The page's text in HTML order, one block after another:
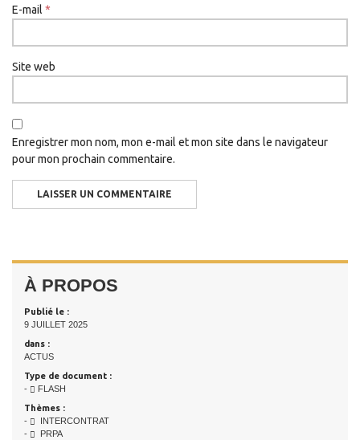
E-mail *
Site web
Enregistrer mon nom, mon e-mail et mon site dans le navigateur
pour mon prochain commentaire.
À PROPOS
Publié le :
9 JUILLET 2025
dans :
ACTUS
Type de document :
-
FLASH
Thèmes :
-
INTERCONTRAT
-
PRPA